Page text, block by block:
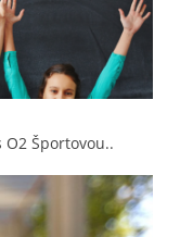
O2 Športovou..